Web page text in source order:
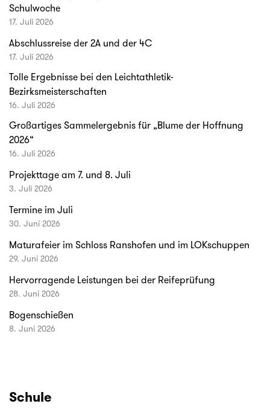
Schulwoche
17. Juli 2026
Abschlussreise der 2A und der 4C
17. Juli 2026
Tolle Ergebnisse bei den Leichtathletik-
Bezirksmeisterschaften
16. Juli 2026
Großartiges Sammelergebnis für „Blume der Hoffnung
2026“
16. Juli 2026
Projekttage am 7. und 8. Juli
3. Juli 2026
Termine im Juli
30. Juni 2026
Maturafeier im Schloss Ranshofen und im LOKschuppen
29. Juni 2026
Hervorragende Leistungen bei der Reifeprüfung
28. Juni 2026
Bogenschießen
8. Juni 2026
Schule